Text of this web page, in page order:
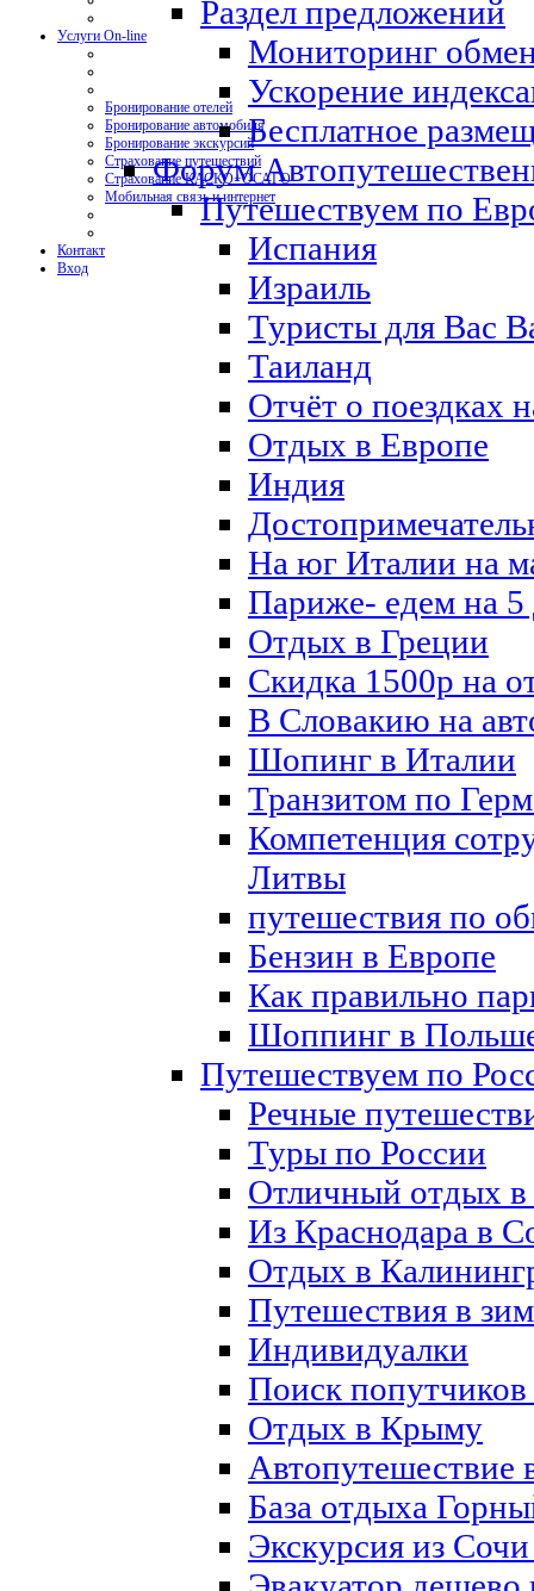
Услуги On-line
Бронирование отелей
Бронирование автомобиля
Бронирование экскурсий
Страхование путешествий
Страхование КАСКО+ОСАГО
Мобильная связь и интернет
Контакт
Вход
Раздел предложений
Мониторинг
Ускорение
Бесплатное
Форум
Путешествуем по
Испания
Израиль
Туристы для Вас
Таиланд
Отчёт о поездках
Отдых в Европе
Индия
На юг Италии на
Париже- едем на 5
Отдых в Греции
Скидка 1500р на
В Словакию на
Шопинг в Италии
Транзитом по
Компетенция
Литвы
путешествия по
Бензин в Европе
Как правильно
Шоппинг в
Путешествуем по
Речные
Туры по России
Отличный отдых
Из Краснодара в
Отдых в
Путешествия в
Индивидуалки
Поиск
Отдых в Крыму
Автопутешествие
База отдыха
Экскурсия из